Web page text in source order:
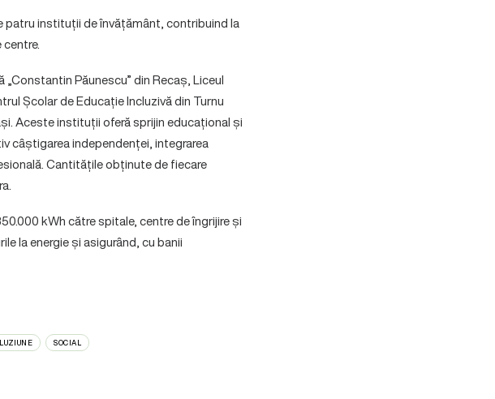
patru instituții de învățământ, contribuind la
Păunescu” din Recaș, Liceul
Școlar de Educație Incluzivă din Turnu
Aceste instituții oferă sprijin educațional și
câștigarea independenței, integrarea
Cantitățile obținute de fiecare
kWh către spitale, centre de îngrijire și
la energie și asigurând, cu banii
SOCIAL